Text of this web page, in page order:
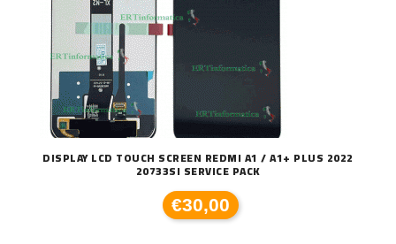
DISPLAY LCD TOUCH SCREEN REDMI A1 / A1+ PLUS 2022
20733SI SERVICE PACK
€30,00